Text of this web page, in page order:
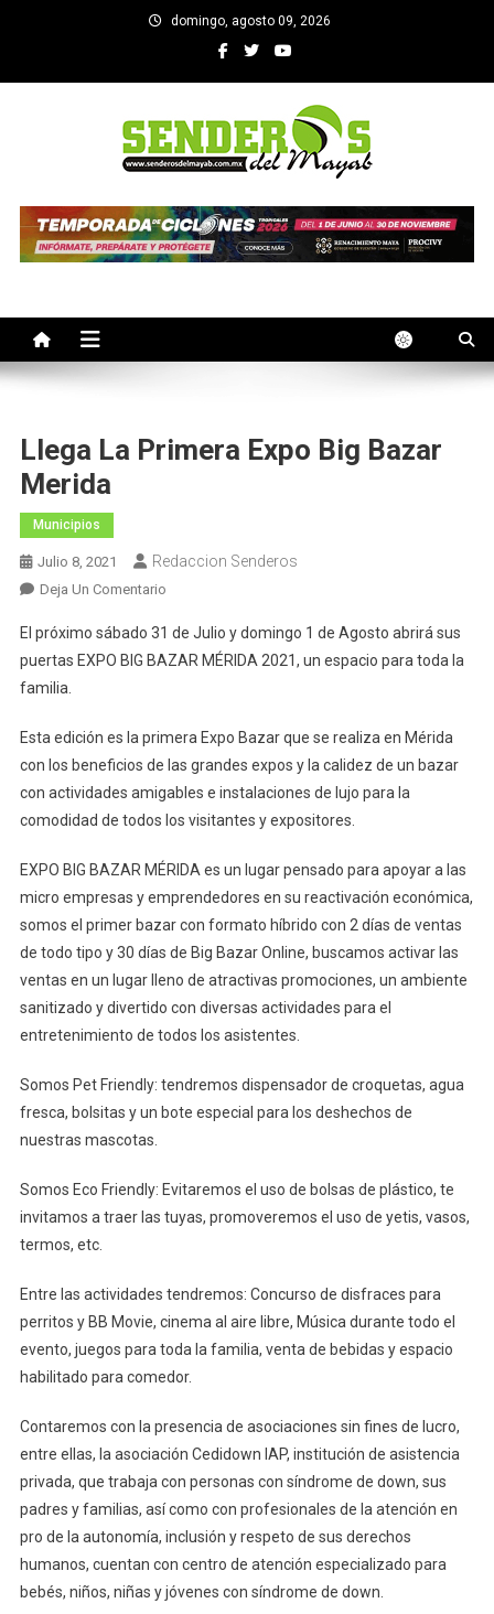
domingo, agosto 09, 2026
SENDEROS DEL MAYAB
Llega La Primera Expo Big Bazar
Merida
Municipios
Julio 8, 2021 Redaccion Senderos
Deja Un ComentarioEn
La
Primera
Bazar
Merida
El próximo sábado 31 de Julio y domingo 1 de Agosto abrirá sus
puertas EXPO BIG BAZAR MÉRIDA 2021, un espacio para toda la
familia.
Esta edición es la primera Expo Bazar que se realiza en Mérida
con los beneficios de las grandes expos y la calidez de un bazar
con actividades amigables e instalaciones de lujo para la
comodidad de todos los visitantes y expositores.
EXPO BIG BAZAR MÉRIDA es un lugar pensado para apoyar a las
micro empresas y emprendedores en su reactivación económica,
somos el primer bazar con formato híbrido con 2 días de ventas
de todo tipo y 30 días de Big Bazar Online, buscamos activar las
ventas en un lugar lleno de atractivas promociones, un ambiente
sanitizado y divertido con diversas actividades para el
entretenimiento de todos los asistentes.
Somos Pet Friendly: tendremos dispensador de croquetas, agua
fresca, bolsitas y un bote especial para los deshechos de
nuestras mascotas.
Somos Eco Friendly: Evitaremos el uso de bolsas de plástico, te
invitamos a traer las tuyas, promoveremos el uso de yetis, vasos,
termos, etc.
Entre las actividades tendremos: Concurso de disfraces para
perritos y BB Movie, cinema al aire libre, Música durante todo el
evento, juegos para toda la familia, venta de bebidas y espacio
habilitado para comedor.
Contaremos con la presencia de asociaciones sin fines de lucro,
entre ellas, la asociación Cedidown IAP, institución de asistencia
privada, que trabaja con personas con síndrome de down, sus
padres y familias, así como con profesionales de la atención en
pro de la autonomía, inclusión y respeto de sus derechos
humanos, cuentan con centro de atención especializado para
bebés, niños, niñas y jóvenes con síndrome de down.